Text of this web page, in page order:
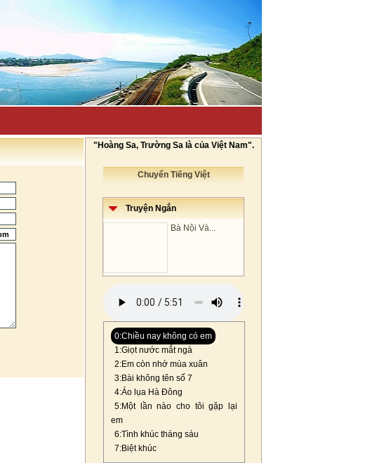
"Hoàng Sa, Trường Sa là của Việt Nam".
Chuyển Tiếng Việt
Truyện Ngắn
Bà Nội Và...
0:Chiều nay không có em
1:Giọt nước mắt ngà
2:Em còn nhớ mùa xuân
3:Bài không tên số 7
4:Áo lụa Hà Đông
5:Một lần nào cho tôi gặp lại
em
6:Tình khúc tháng sáu
7:Biệt khúc